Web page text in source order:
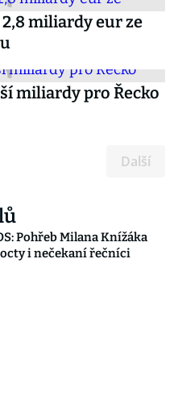
miliardy eur ze
miliardy pro Řecko
Další
Pohřeb Milana Knížáka
i nečekaní řečníci